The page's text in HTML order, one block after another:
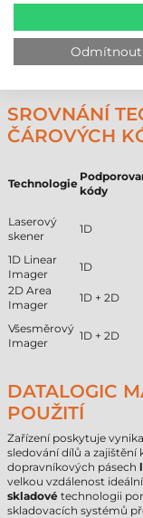
Provedení
Záruční doba
SROVNÁNÍ
ČÁROVÝCH
Technologie
kódy
Laserový
skener
1D
1D Linear
Imager
1D
2D Area
Imager
1D + 2D
Všesměrový
Imager
1D + 2D
DATALOGIC
POUŽITÍ
Zařízení poskytuje
sledování dílů a zajištění
dopravníkových pásech
velkou vzdálenost
skladové technologii
skladovacích systémů
Odmítnout